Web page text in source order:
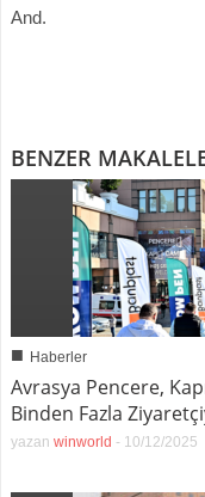
And.
BENZER
■ Haberler
Avrasya Pencere,
Binden Fazla
yazan winworld - 10/12/2025